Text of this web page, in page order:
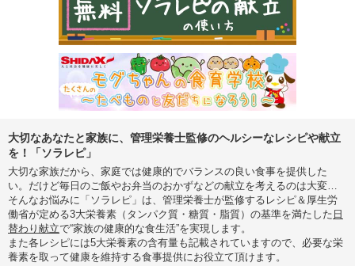
大切なあなたと家族に、管理栄養士監修のヘルシーなレシピや献立
を！「ソラレピ」
大切な家族だから、家庭では健康的でバランスの良い食事を提供した
い。だけど毎日のご飯やお弁当のおかずなどの献立を考えるのは大変…
そんなお悩みに「ソラレピ」は、管理栄養士が監修するレシピ＆厚生労
働省が定める3大栄養素（タンパク質・糖質・脂質）の基準を満たした 日
替わり献立で“家族の健康的な食生活”を実現します。
また各レシピには5大栄養素の含有量も記載されていますので、必要な栄
養素を取って健康を維持する食事提供にお役立て頂けます。